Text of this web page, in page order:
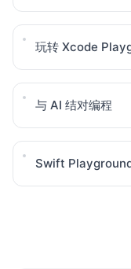
玩转 Xcode
与 AI 结对编程
Swift